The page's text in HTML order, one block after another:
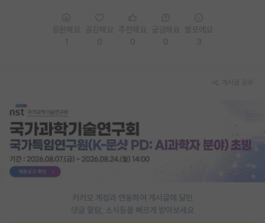
유학교육
이벤트
반도체 아카데미
재팬라운지 🌸
카카오 계정과 연동하여 게시글에 달린
댓글 알람, 소식등을 빠르게 받아보세요